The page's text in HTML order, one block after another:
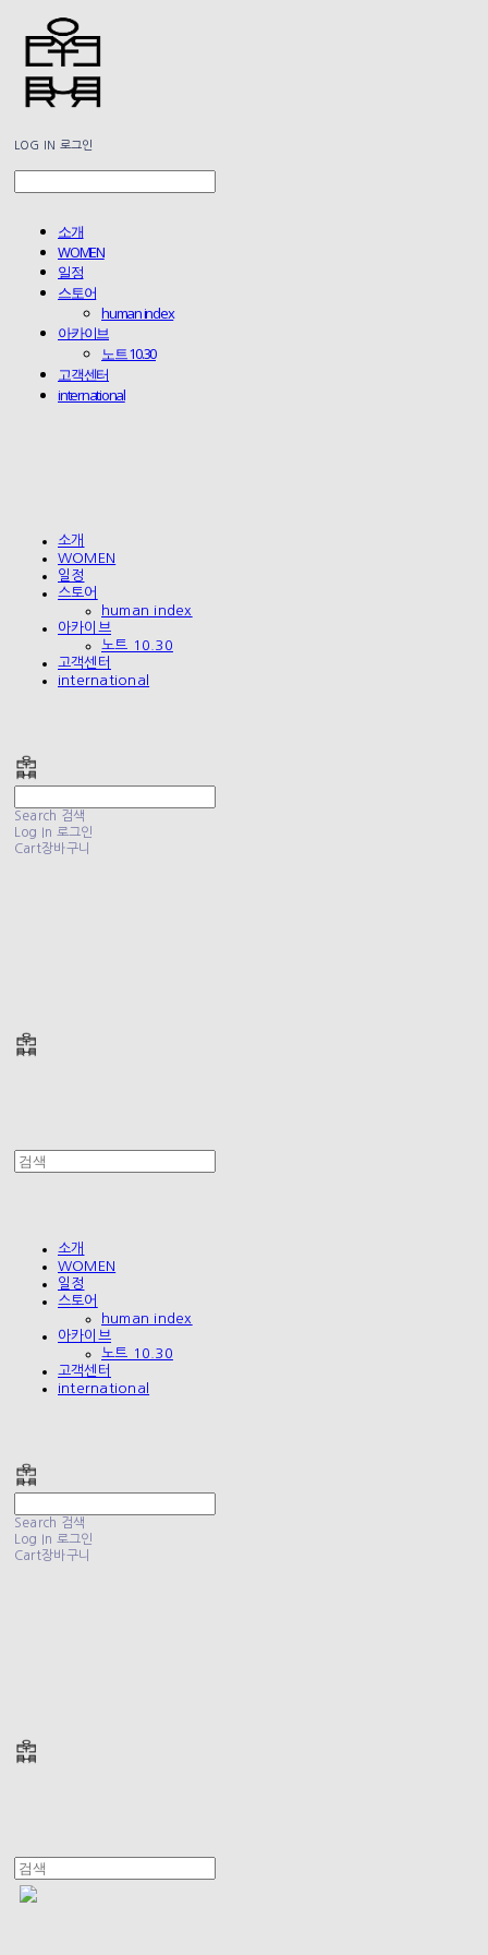
LOG IN 로그인
소개
WOMEN
일정
스토어
human index
아카이브
노트 10.30
고객센터
international
소개
WOMEN
일정
스토어
human index
아카이브
노트 10.30
고객센터
international
Search 검색
Log In 로그인
Cart장바구니
소개
WOMEN
일정
스토어
human index
아카이브
노트 10.30
고객센터
international
Search 검색
Log In 로그인
Cart장바구니